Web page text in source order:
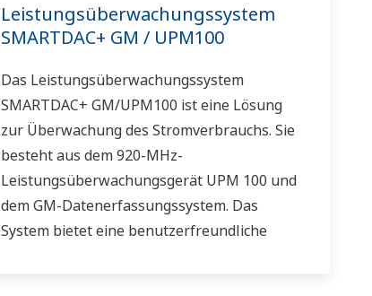
Leistungsüberwachungssystem
SMARTDAC+ GM / UPM100
Das Leistungsüberwachungssystem
SMARTDAC+ GM/UPM100 ist eine Lösung
zur Überwachung des Stromverbrauchs. Sie
besteht aus dem 920-MHz-
Leistungsüberwachungsgerät UPM 100 und
dem GM-Datenerfassungssystem. Das
System bietet eine benutzerfreundliche